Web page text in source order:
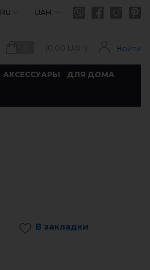
RU UAH
(0.00 UAH) Войти
АКСЕССУАРЫ ДЛЯ ДОМА
В закладки